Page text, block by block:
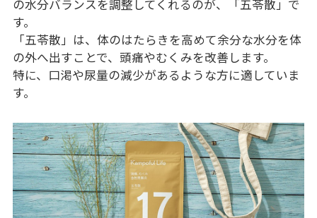
の水分バランスを調整してくれるのが、「五苓散」で
す。
「五苓散」は、体のはたらきを高めて余分な水分を体
の外へ出すことで、頭痛やむくみを改善します。
特に、口渇や尿量の減少があるような方に適していま
す。